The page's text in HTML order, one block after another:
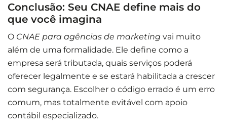
Conclusão: Seu CNAE define mais do
que você imagina
O CNAE para agências de marketing vai muito
além de uma formalidade. Ele define como a
empresa será tributada, quais serviços poderá
oferecer legalmente e se estará habilitada a crescer
com segurança. Escolher o código errado é um erro
comum, mas totalmente evitável com apoio
contábil especializado.